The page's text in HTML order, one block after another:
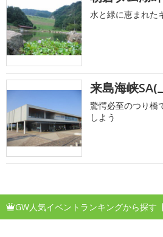
水と緑に恵まれた
来島海峡SA(
驚愕必至のつり橋
しよう
GW人気イベントランキングから探す